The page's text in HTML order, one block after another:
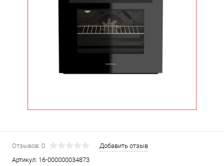
Отзывов: 0
Добавить отзыв
Артикул: 16-000000034873